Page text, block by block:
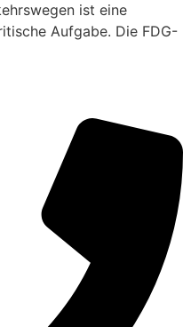
ist eine
Aufgabe. Die FDG-